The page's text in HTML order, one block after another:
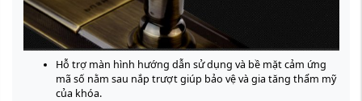
Hỗ trợ màn hình hướng dẫn sử dụng và bề mặt cảm ứng
mã số nằm sau nắp trượt giúp bảo vệ và gia tăng thẩm mỹ
của khóa.